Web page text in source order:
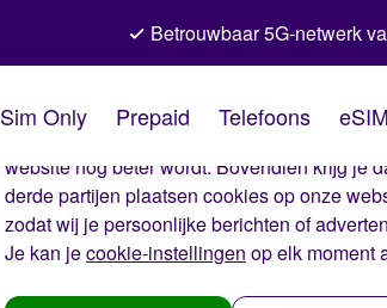
De cookies van Simyo
Wij gebruiken cookies op onze website.
website nog beter wordt. Bovendien krijg je
derde partijen plaatsen cookies op onze
zodat wij je persoonlijke berichten of
Je kan jecookie-instellingen op elk moment
Betrouwbaar 5G-netwerk
Sim Only Prepaid Telefoons eSIM